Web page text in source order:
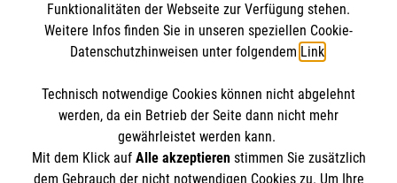
Malteserorden
Sharepoint
Spendenkonto
Bank: PAX Bank für Kirche und Caritas eG
DE12370601201201213556
BIC: GENODED1PA7
So finden Sie uns
Bahnhofstr. 2a
Funktionalitäten der Webseite zur Verfügung stehen.
Weitere Infos finden Sie in unseren speziellen Cookie-
Datenschutzhinweisen unter folgendem Link.
Technisch notwendige Cookies können nicht abgelehnt
werden, da ein Betrieb der Seite dann nicht mehr
gewährleistet werden kann.
Mit dem Klick auf Alle akzeptierenstimmen Sie zusätzlich
dem Gebrauch der nicht notwendigen Cookies zu. Um Ihre